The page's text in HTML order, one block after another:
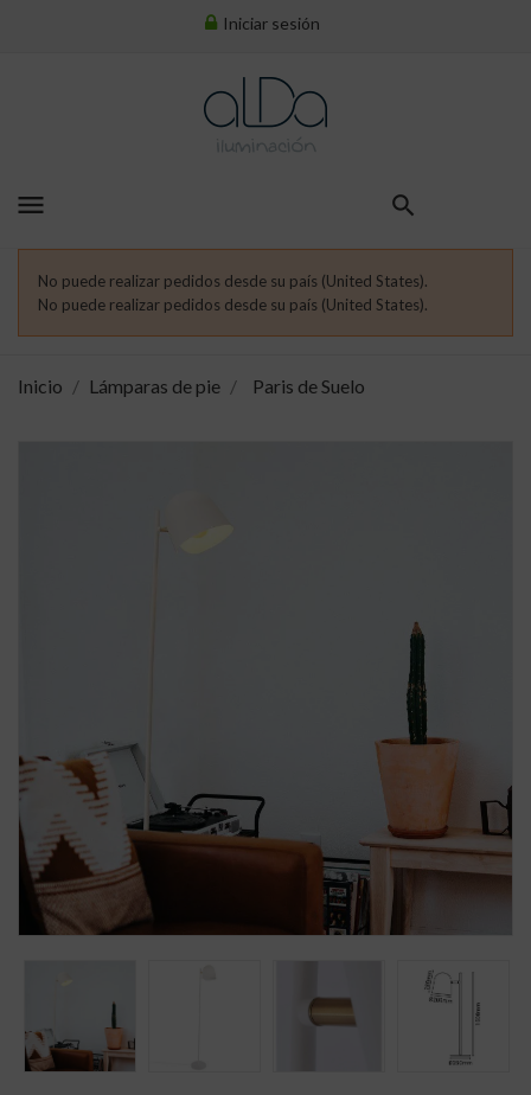
Iniciar sesión
menu
No puede realizar pedidos desde su país (United States).
No puede realizar pedidos desde su país (United States).
Inicio Lámparas de pie Paris de Suelo